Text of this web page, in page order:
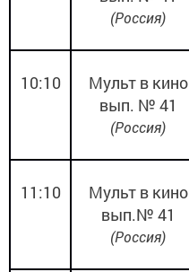
(Россия)
10:10
Мульт в кино
вып. № 41
(Россия)
11:10
Мульт в кино
вып.№ 41
(Россия)